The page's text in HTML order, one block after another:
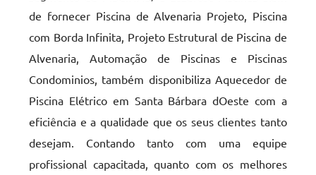
de fornecer Piscina de Alvenaria Projeto, Piscina
com Borda Infinita, Projeto Estrutural de Piscina de
Alvenaria, Automação de Piscinas e Piscinas
Condominios, também disponibiliza Aquecedor de
Piscina Elétrico em Santa Bárbara dOeste com a
eficiência e a qualidade que os seus clientes tanto
desejam. Contando tanto com uma equipe
profissional capacitada, quanto com os melhores